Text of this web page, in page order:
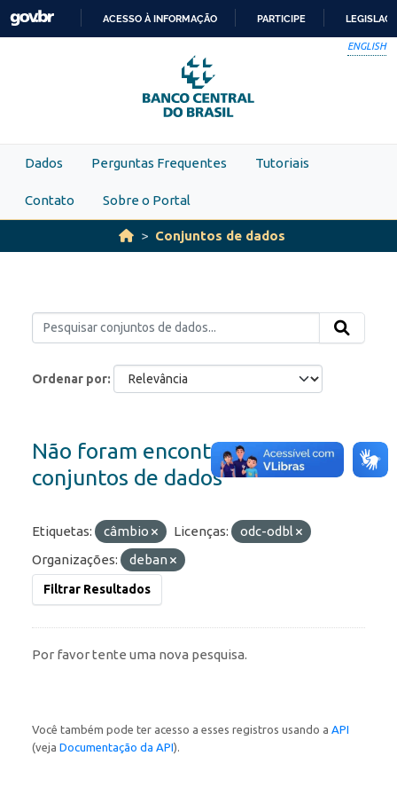
Skip to main content
PARA
O
CONTEÚDO
ACESSO À INFORMAÇÃO PARTICIPE
ENGLISH
Dados Perguntas Frequentes Tutoriais
Contato Sobre o Portal
Conjuntos de dados
Ordenar por
Não foram encontrados
conjuntos de dados
Etiquetas: câmbio Licenças:
odc-odbl
Organizações:
deban
Filtrar Resultados
Por favor tente uma nova pesquisa.
Você também pode ter acesso a esses registros usando a API
(veja Documentação da API).